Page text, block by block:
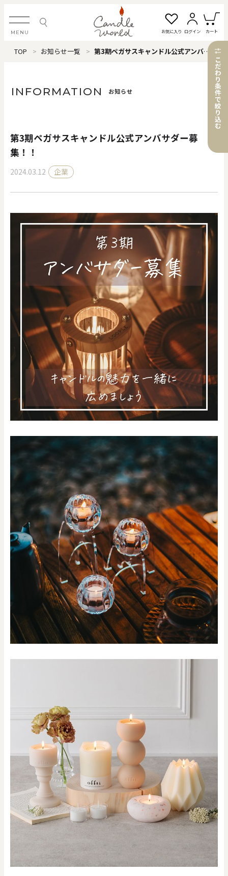
MENU お気に入り ログイン カート
ログイン・新規会員登録
すべてのアイテム
カテゴリから探す
価格で探す
円 ～ 円
クリア OK
色で探す
TOP お知らせ一覧 第3期ペガサスキャンドル公式アンバサダー募集！！
INFORMATION お知らせ
第3期ペガサスキャンドル公式アンバサダー募
集！！
2024.03.12 企業
こ
だ
わ
り
条
件
で
絞
り
込
む